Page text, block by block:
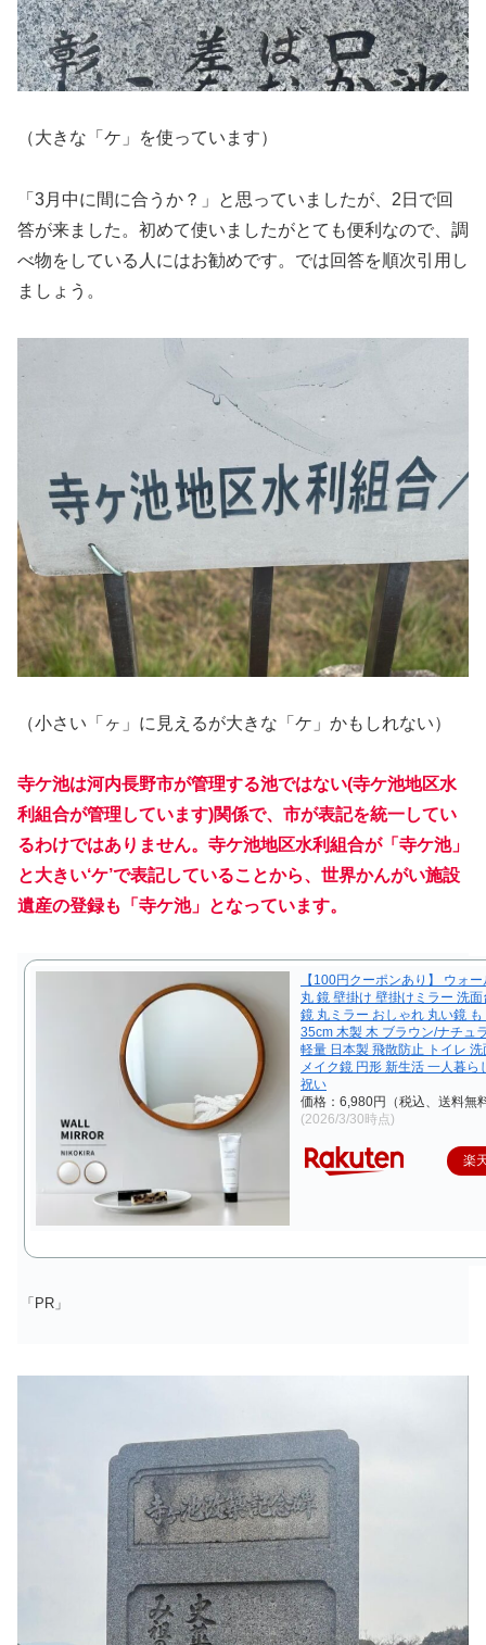
（大きな「ケ」を使っています）
「3月中に間に合うか？」と思っていましたが、2日で回
答が来ました。初めて使いましたがとても便利なので、調
べ物をしている人にはお勧めです。では回答を順次引用し
ましょう。
（小さい「ヶ」に見えるが大きな「ケ」かもしれない）
寺ケ池は河内長野市が管理する池ではない(寺ケ池地区水
利組合が管理しています)関係で、市が表記を統一してい
るわけではありません。寺ケ池地区水利組合が「寺ケ池」
と大きい‘ケ’で表記していることから、世界かんがい施設
遺産の登録も「寺ケ池」となっています。
【100円クーポンあり】 ウォ
丸 鏡 壁掛け 壁掛けミラー 洗
鏡 丸ミラー おしゃれ 丸い鏡
35cm 木製 木 ブラウン/ナチュ
軽量 日本製 飛散防止 トイレ
メイク鏡 円形 新生活 一人暮ら
祝い
価格：6,980円（税込、送料無
(2026/3/30時点)
楽
「PR」